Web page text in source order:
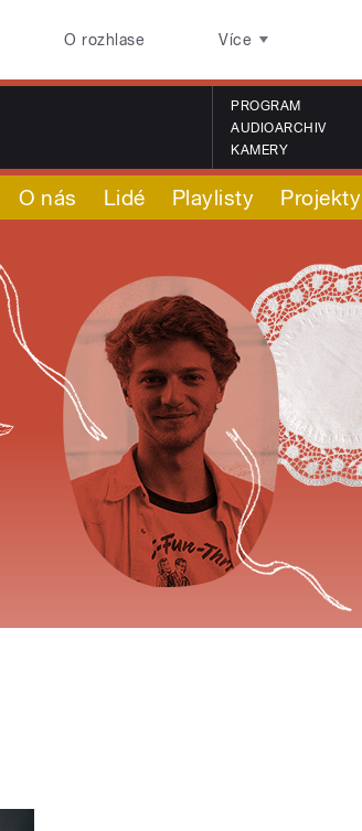
O rozhlase Více
PROGRAM
AUDIOARCHIV
KAMERY
O nás Lidé Playlisty Projekty